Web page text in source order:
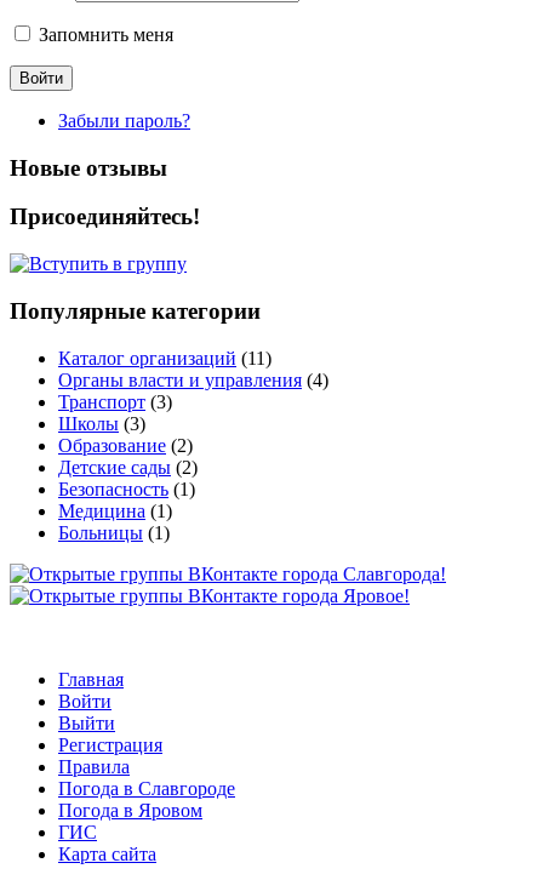
Запомнить меня
Забыли пароль?
Новые отзывы
Присоединяйтесь!
Популярные категории
Каталог организаций (11)
Органы власти и управления (4)
Транспорт (3)
Школы (3)
Образование (2)
Детские сады (2)
Безопасность (1)
Медицина (1)
Больницы (1)
Главная
Войти
Выйти
Регистрация
Правила
Погода в Славгороде
Погода в Яровом
ГИС
Карта сайта